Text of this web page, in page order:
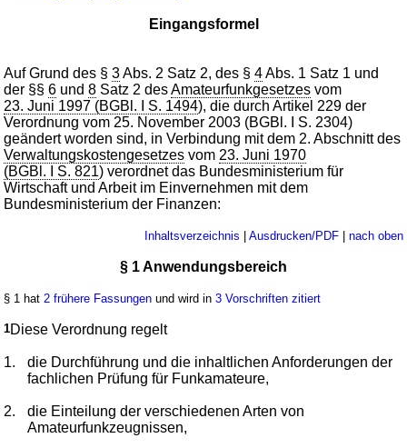
Eingangsformel
Auf Grund des §3Abs. 2 Satz 2, des §4Abs. 1 Satz 1 und
der §§6 und8 Satz 2 desAmateurfunkgesetzes vom
23. Juni 1997 (BGBl. I S. 1494), die durch Artikel 229 der
Verordnung vom 25. November 2003 (BGBl. I S. 2304)
geändert worden sind, in Verbindung mit dem 2. Abschnitt des
Verwaltungskostengesetzes vom 23. Juni 1970
(BGBl. I S. 821) verordnet das Bundesministerium für
Wirtschaft und Arbeit im Einvernehmen mit dem
Bundesministerium der Finanzen:
Inhaltsverzeichnis | Ausdrucken/PDF| nach oben
§ 1 Anwendungsbereich
§ 1 hat 2 frühere Fassungen und wird in3 Vorschriften zitiert
1Diese Verordnung regelt
1.
die Durchführung und die inhaltlichen Anforderungen der
fachlichen Prüfung für Funkamateure,
2.
die Einteilung der verschiedenen Arten von
Amateurfunkzeugnissen,